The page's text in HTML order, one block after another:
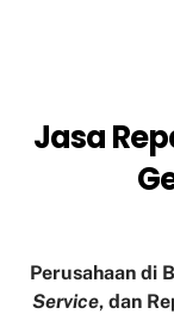
Jasa
Perusahaan di
Service, dan